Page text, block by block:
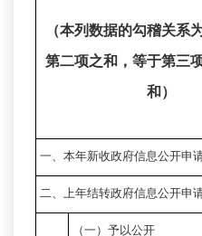
（本列数据的勾稽关系
第二项之和，等于第三
和）
一、本年新收政府信息公开申
二、上年结转政府信息公开申
（一）予以公开